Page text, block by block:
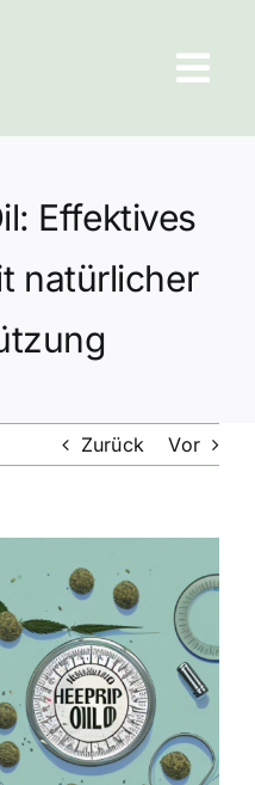
Effektives
natürlicher
Zurück Vor